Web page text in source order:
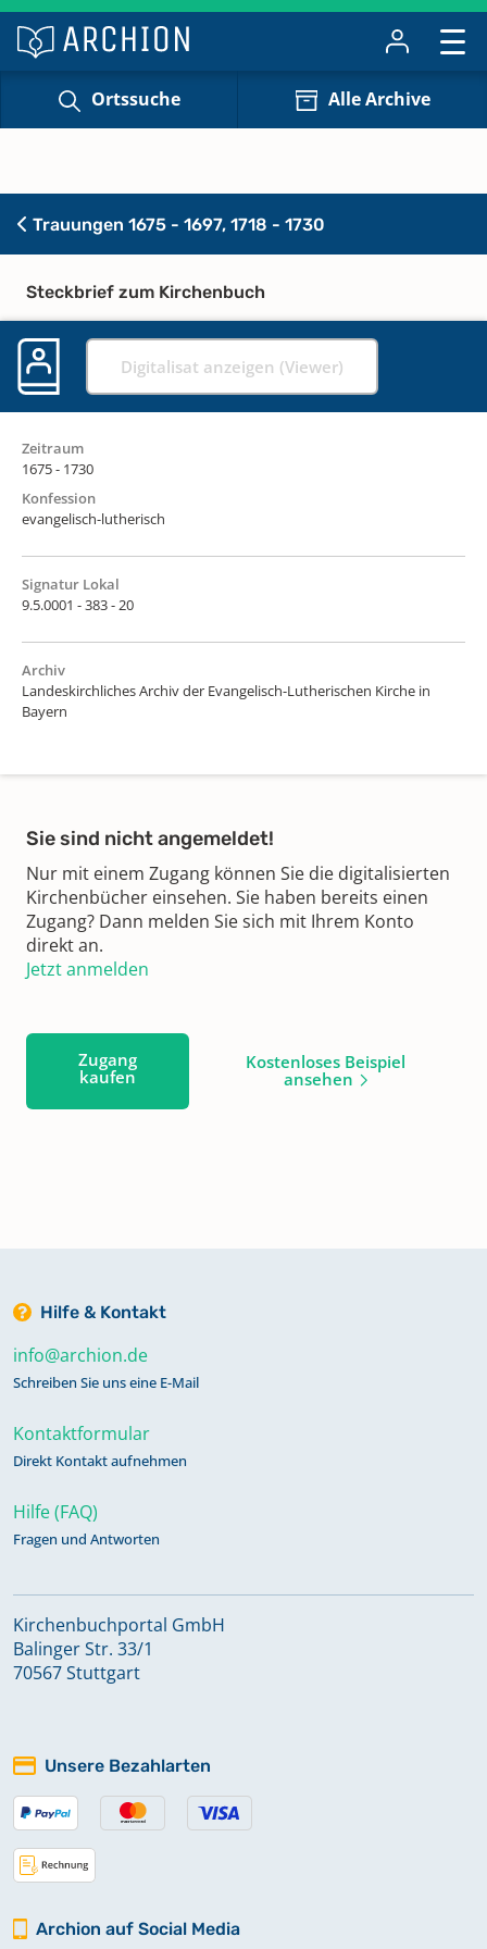
Ortssuche Alle Archive
Trauungen 1675 - 1697, 1718 - 1730
Steckbrief zum Kirchenbuch
Digitalisat anzeigen (Viewer)
Zeitraum
1675 - 1730
Konfession
evangelisch-lutherisch
Signatur Lokal
9.5.0001 - 383 - 20
Archiv
Landeskirchliches Archiv der Evangelisch-Lutherischen Kirche in
Bayern
Sie sind nicht angemeldet!
Nur mit einem Zugang können Sie die digitalisierten
Kirchenbücher einsehen. Sie haben bereits einen
Zugang? Dann melden Sie sich mit Ihrem Konto
direkt an.
Jetzt anmelden
Zugang
kaufen
Kostenloses Beispiel
ansehen
Hilfe & Kontakt
info@archion.de
Schreiben Sie uns eine E-Mail
Kontaktformular
Direkt Kontakt aufnehmen
Hilfe (FAQ)
Fragen und Antworten
Kirchenbuchportal GmbH
Balinger Str. 33/1
70567 Stuttgart
Unsere Bezahlarten
Archion auf Social Media